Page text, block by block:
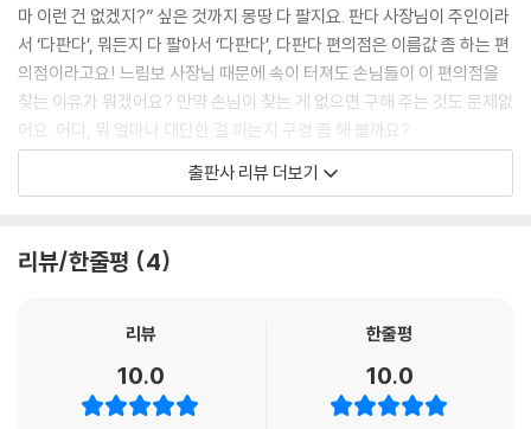
마 이런 건 없겠지?” 싶은 것까지 몽땅 다 팔지요. 판다 사장님이 주인이라
서 ‘다판다’, 뭐든지 다 팔아서 ‘다판다’, 다판다 편의점은 이름값 좀 하는 편
의점이라고요! 느림보 사장님 때문에 속이 터져도 손님들이 이 편의점을
찾는 이유가 뭐겠어요? 만약 손님이 찾는 게 없으면 구해 주는 것도 문제없
어요. 어디, 뭐 얼마나 대단한 걸 파는지 구경 좀 해 볼까요?
먹어도 먹어도 줄지 않는 고기고기 삼각김밥, 어떤 목마름도 달콤하게 해
애 간식이지만 하나도 팔리지 않는 대나무 만두까지! 다판다 편의점에서
다 사장님이 지켜야 할 것’ 세 가지를 엄격히 지키며 편의점을 운영하고 있
어요. 그런 두둥이가 파는 첫 번째 물건은 바로 먹으면 목소리가 바뀌는 체
출판사 리뷰 더보기
리뷰/한줄평 4
리뷰
10.0
한줄평
10.0